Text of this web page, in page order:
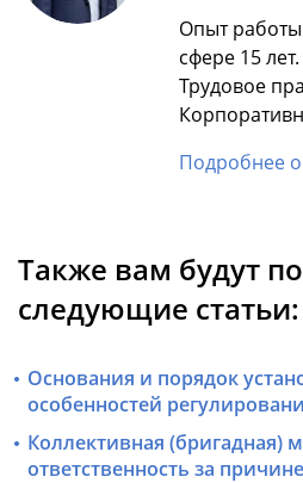
Опыт
сфере 15
Трудовое
Подробнее
Также вам будут
следующие статьи:
Основания и порядок
особенностей
Коллективная (бригадная)
ответственность за